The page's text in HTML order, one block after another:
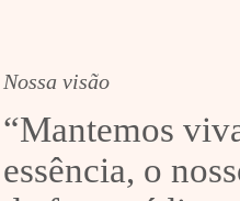
Nossa visão
“Mantemos
essência, o